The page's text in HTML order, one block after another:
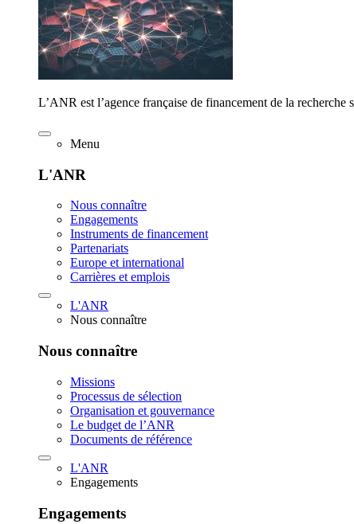
L’ANR est l’agence française de financement de la recherche
Menu
L'ANR
Nous connaître
Engagements
Instruments de financement
Partenariats
Europe et international
Carrières et emplois
L'ANR
Nous connaître
Nous connaître
Missions
Processus de sélection
Organisation et gouvernance
Le budget de l’ANR
Documents de référence
L'ANR
Engagements
Engagements